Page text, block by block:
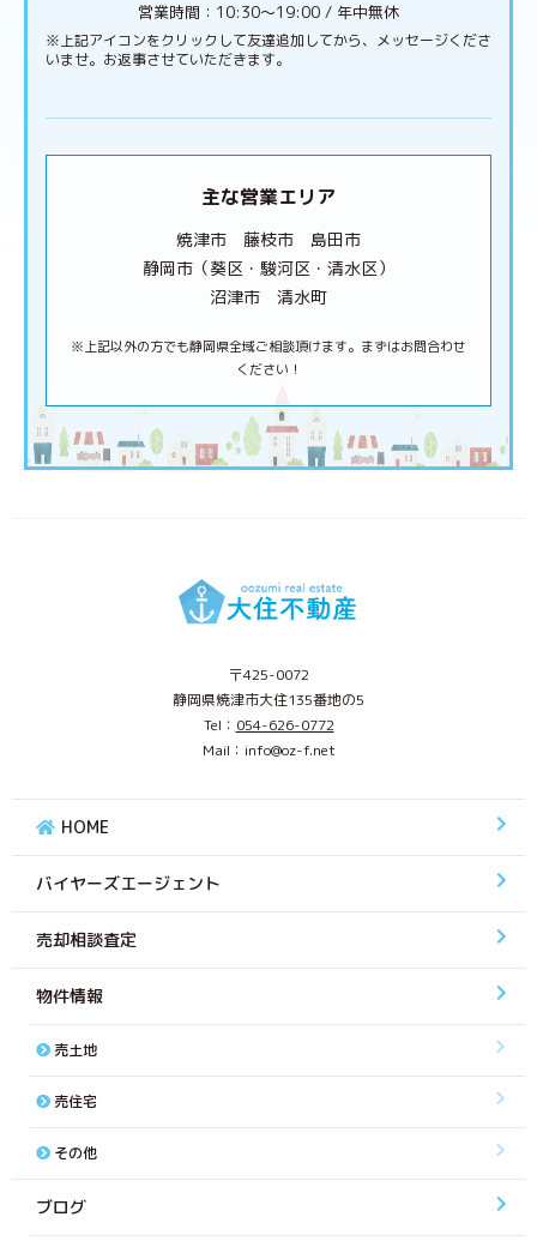
営業時間：10:30〜19:00 / 年中無休
※上記アイコンをクリックして友達追加してから、メッセージくださ
いませ。お返事させていただきます。
主な営業エリア
焼津市 藤枝市 島田市
静岡市（葵区・駿河区・清水区）
沼津市 清水町
※上記以外の方でも静岡県全域ご相談頂けます。まずはお問合わせ
ください！
〒425-0072
静岡県焼津市大住135番地の5
Tel： 054-626-0772
Mail：info@oz-f.net
HOME
バイヤーズエージェント
売却相談査定
物件情報
売土地
売住宅
その他
ブログ